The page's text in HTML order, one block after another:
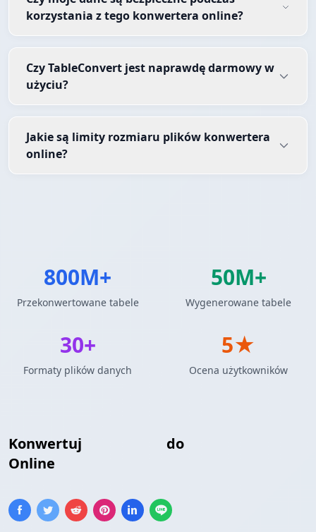
Konwertuj do
Online
korzystania z tego konwertera online?
Czy TableConvert jest naprawdę darmowy w
użyciu?
Jakie są limity rozmiaru plików konwertera
online?
800M+
Przekonwertowane tabele
50M+
Wygenerowane tabele
30+
Formaty plików danych
5★
Ocena użytkowników